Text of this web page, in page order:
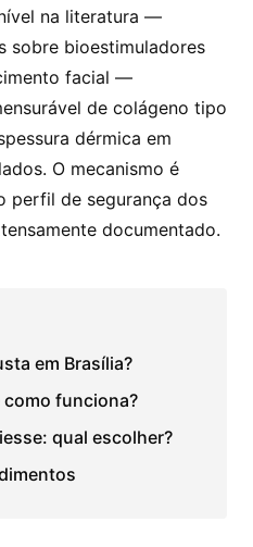
na literatura —
sobre bioestimuladores
facial —
de colágeno tipo
dérmica em
O mecanismo é
perfil de segurança dos
documentado.
em Brasília?
como funciona?
qual escolher?